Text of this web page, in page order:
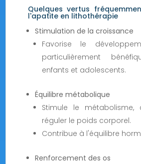
Quelques vertus
l'apatite en lithothérapie
Stimulation de la croissance
Favorise le
particulièrement
enfants et adolescents.
Équilibre métabolique
Stimule le
réguler le poids corporel.
Contribue à l'équilibre
Renforcement des os